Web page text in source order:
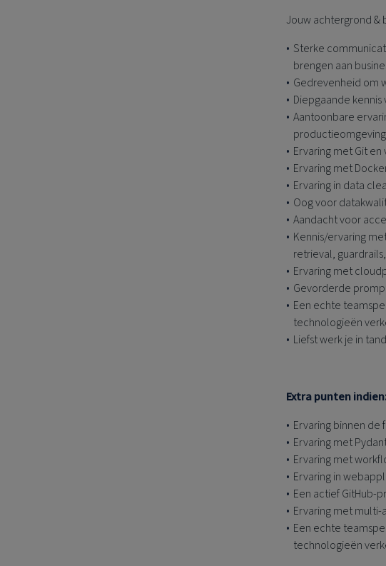
Jouw achtergrond &
Sterke
brengen aan
Gedrevenheid om
Diepgaande
Aantoonbare
productieomgeving
Ervaring met Git
Ervaring met
Ervaring in data
Oog voor
Aandacht voor
Kennis/ervaring
retrieval,
Ervaring met
Gevorderde
Een echte
technologieën
Liefst werk je in
Extra punten
Ervaring binnen
Ervaring met
Ervaring met
Ervaring in
Een actief
Ervaring met
Een echte
technologieën